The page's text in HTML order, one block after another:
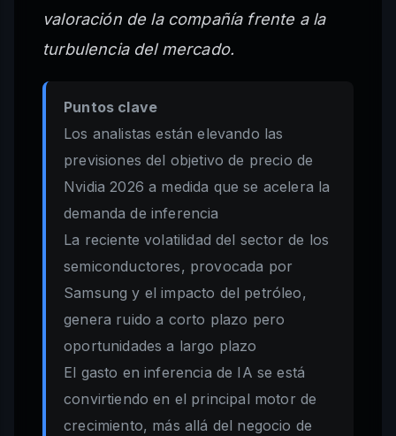
valoración de la compañía frente a la
turbulencia del mercado.
Puntos clave
Los analistas están elevando las
previsiones del objetivo de precio de
Nvidia 2026 a medida que se acelera la
demanda de inferencia
La reciente volatilidad del sector de los
semiconductores, provocada por
Samsung y el impacto del petróleo,
genera ruido a corto plazo pero
oportunidades a largo plazo
El gasto en inferencia de IA se está
convirtiendo en el principal motor de
crecimiento, más allá del negocio de